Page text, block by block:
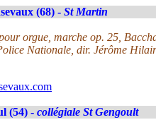
(68) - St Martin
orgue, marche op. 25,
Nationale, dir. Jérôme
(54) - collégiale St Gengoult